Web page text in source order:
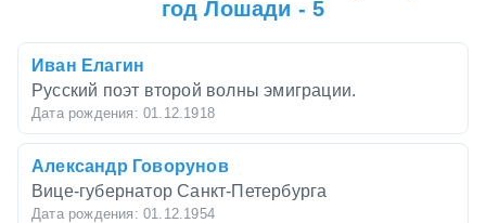
год Лошади - 5
Иван Елагин
Русский поэт второй волны эмиграции.
Дата рождения: 01.12.1918
Александр Говорунов
Вице-губернатор Санкт-Петербурга
Дата рождения: 01.12.1954